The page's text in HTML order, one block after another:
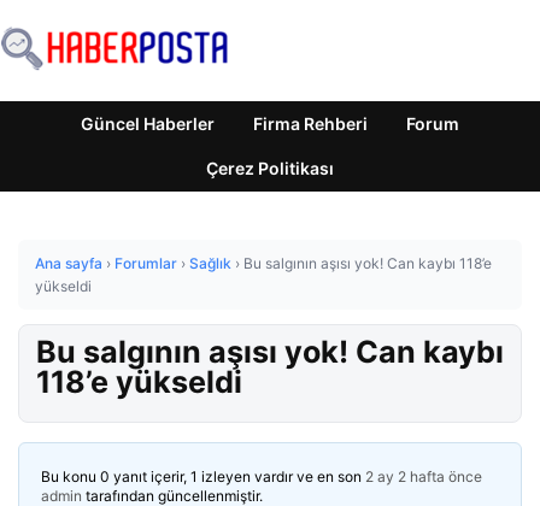
Güncel Haberler Firma Rehberi Forum
Çerez Politikası
Ana sayfa › Forumlar › Sağlık › Bu salgının aşısı yok! Can kaybı 118’e
yükseldi
Bu salgının aşısı yok! Can kaybı
118’e yükseldi
Bu konu 0 yanıt içerir, 1 izleyen vardır ve en son 2 ay 2 hafta önce
admin tarafından güncellenmiştir.